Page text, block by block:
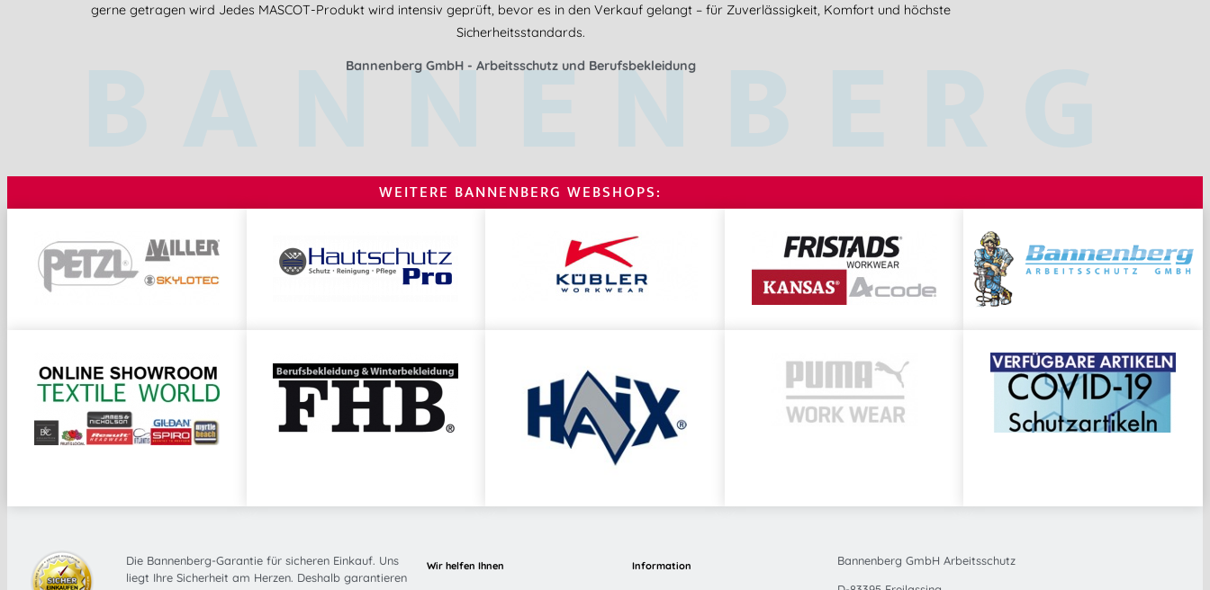
gerne getragen wird Jedes MASCOT-Produkt wird intensiv geprüft, bevor es in den Verkauf gelangt – für Zuverlässigkeit, Komfort und höchste
Sicherheitsstandards.
Bannenberg GmbH - Arbeitsschutz und Berufsbekleidung
BANNENBERG
WEITERE BANNENBERG WEBSHOPS:
Die Bannenberg-Garantie für sicheren Einkauf. Uns
liegt Ihre Sicherheit am Herzen. Deshalb garantieren
Wir helfen Ihnen Information
Bannenberg GmbH Arbeitsschutz